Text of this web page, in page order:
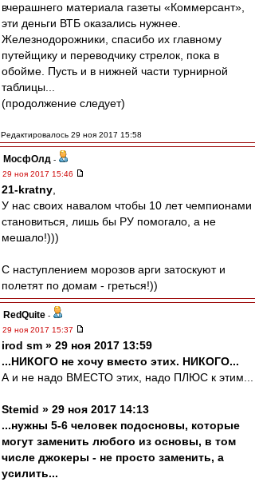
вчерашнего материала газеты «Коммерсант»,
эти деньги ВТБ оказались нужнее.
Железнодорожники, спасибо их главному
путейщику и переводчику стрелок, пока в
обойме. Пусть и в нижней части турнирной
таблицы...
(продолжение следует)
Редактировалось 29 ноя 2017 15:58
МосфОлд -
29 ноя 2017 15:46
21-kratny
У нас своих навалом чтобы 10 лет чемпионами
становиться, лишь бы РУ помогало, а не
мешало!)))
С наступлением морозов арги затоскуют и
полетят по домам - греться!))
RedQuite -
29 ноя 2017 15:37
irod sm » 29 ноя 2017 13:59
...НИКОГО не хочу вместо этих. НИКОГО...
А и не надо ВМЕСТО этих, надо ПЛЮС к этим...
Stemid » 29 ноя 2017 14:13
...нужны 5-6 человек подосновы, которые
могут заменить любого из основы, в том
числе джокеры - не просто заменить, а
усилить...